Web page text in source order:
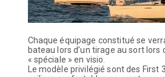
Chaque équipage constitué se
bateau lors d’un tirage au sort lors
« spéciale » en visio.
Le modèle privilégié sont des First